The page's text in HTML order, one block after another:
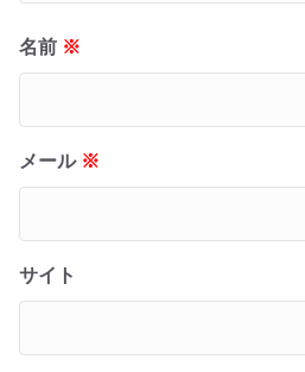
名前 ※
メール ※
サイト